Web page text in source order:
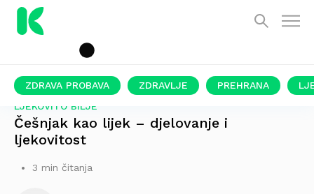
ZDRAVA PROBAVA ZDRAVLJE PREHRANA
LJEKOVITO BILJE
Češnjak kao lijek – djelovanje i
ljekovitost
3 min čitanja